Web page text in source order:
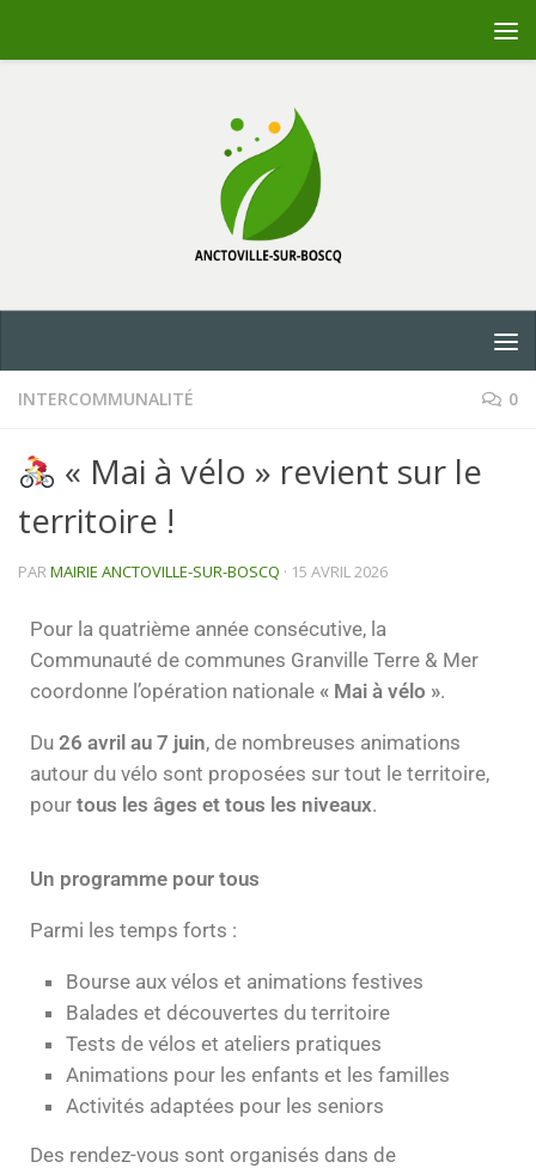
INTERCOMMUNALITÉ 0
« Mai à vélo » revient sur le
territoire !
PARMAIRIE ANCTOVILLE-SUR-BOSCQ · 15 AVRIL 2026
Pour la quatrième année consécutive, la
Communauté de communes Granville Terre & Mer
coordonne l’opération nationale « Mai à vélo ».
Du 26 avril au 7 juin, de nombreuses animations
autour du vélo sont proposées sur tout le territoire,
pour tous les âges et tous les niveaux.
Un programme pour tous
Parmi les temps forts :
Bourse aux vélos et animations festives
Balades et découvertes du territoire
Tests de vélos et ateliers pratiques
Animations pour les enfants et les familles
Activités adaptées pour les seniors
Des rendez-vous sont organisés dans de